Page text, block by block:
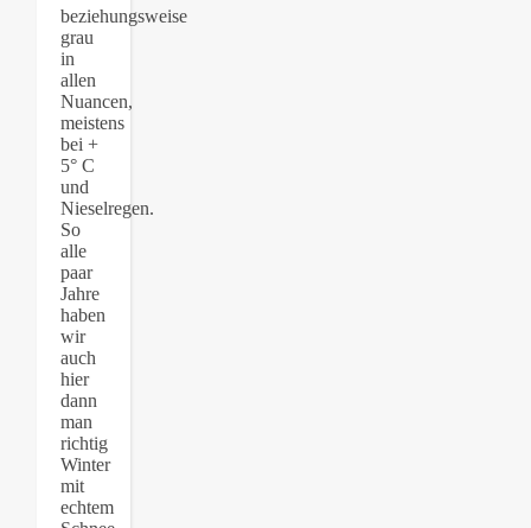
beziehungsweise
grau
in
allen
Nuancen,
meistens
bei +
5° C
und
Nieselregen.
So
alle
paar
Jahre
haben
wir
auch
hier
dann
man
richtig
Winter
mit
echtem